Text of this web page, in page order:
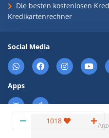
1018
Die besten kostenlosen
Kredikartenrechner
Social Media
Apps